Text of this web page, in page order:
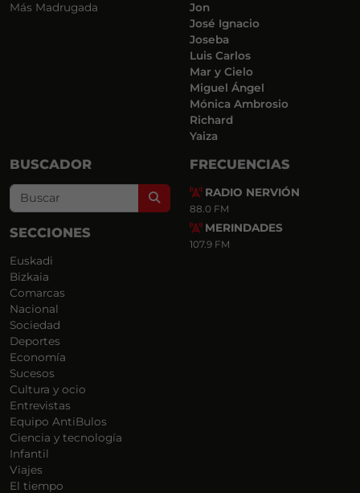
Más Madrugada
Jon
José Ignacio
Joseba
Luis Carlos
Mar y Cielo
Miguel Ángel
Mónica Ambrosio
Richard
Yaiza
BUSCADOR
Search
SECCIONES
Euskadi
Bizkaia
Comarcas
Nacional
Sociedad
Deportes
Economía
Sucesos
Cultura y ocio
Entrevistas
Equipo AntiBulos
Ciencia y tecnología
Infantil
Viajes
El tiempo
FRECUENCIAS
RADIO NERVIÓN
88.0 FM
MERINDADES
107.9 FM